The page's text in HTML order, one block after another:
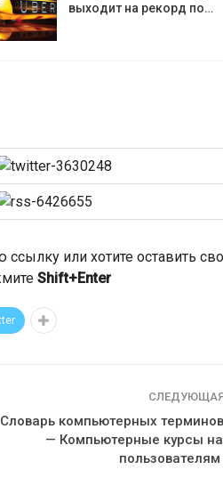
выходит на рекорд по…
или хотите оставить
Shift+Enter
компьютерных
— Компьютерные курсы